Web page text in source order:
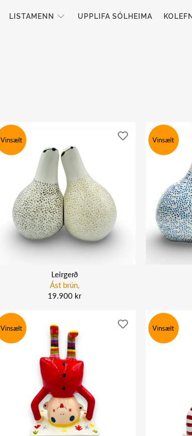
LISTAMENN UPPLIFA SÓLHEIMA
Vinsælt
Leirgerð
Ást brún,
19.900 kr
Vinsælt
Vinsælt Vinsælt